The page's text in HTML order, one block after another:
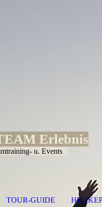
Erlebnis
u. Events
TOUR-GUIDE